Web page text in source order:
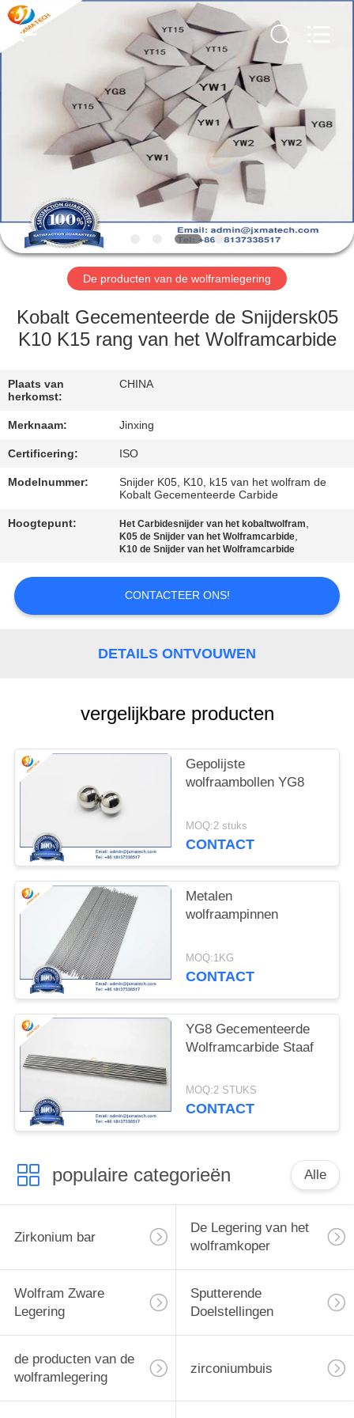
HUIS
PRODUCTEN
ONS
FABRIEKSREIS
CONTACTEER
ONS
NIEUWS
GEVALLEN
VERZOEK
EEN
SITEMAP
LTD.
All
Rights
Reserved.
Developed
by
De producten van de wolframlegering
Kobalt Gecementeerde de Snijdersk05
K10 K15 rang van het Wolframcarbide
Plaats van
herkomst:
CHINA
Merknaam: Jinxing
Certificering: ISO
Modelnummer:
Snijder K05, K10, k15 van het wolfram de
Kobalt Gecementeerde Carbide
Hoogtepunt: Het Carbidesnijder van het kobaltwolfram,
K05 de Snijder van het Wolframcarbide,
K10 de Snijder van het Wolframcarbide
CONTACTEER ONS!
DETAILS ONTVOUWEN
vergelijkbare producten
Gepolijste
wolfraambollen YG8
MOQ:2 stuks
CONTACT
Metalen
wolfraampinnen
MOQ:1KG
CONTACT
YG8 Gecementeerde
Wolframcarbide Staaf
MOQ:2 STUKS
CONTACT
populaire categorieën Alle
Zirkonium bar
De Legering van het
wolframkoper
Wolfram Zware
Legering
Sputterende
Doelstellingen
de producten van de
wolframlegering
zirconiumbuis